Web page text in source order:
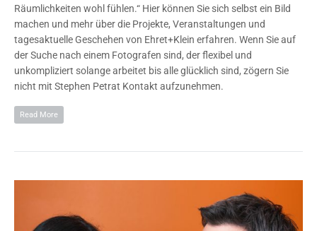
Räumlichkeiten wohl fühlen.“ Hier können Sie sich selbst ein Bild
machen und mehr über die Projekte, Veranstaltungen und
tagesaktuelle Geschehen von Ehret+Klein erfahren. Wenn Sie auf
der Suche nach einem Fotografen sind, der flexibel und
unkompliziert solange arbeitet bis alle glücklich sind, zögern Sie
nicht mit Stephen Petrat Kontakt aufzunehmen.
Read More